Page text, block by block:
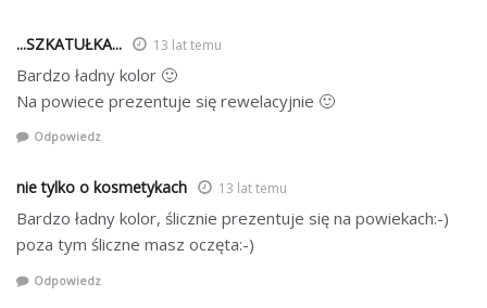
...SZKATUŁKA... 13 lat temu
Bardzo ładny kolor 🙂
Na powiece prezentuje się rewelacyjnie 🙂
Odpowiedz
nie tylko o kosmetykach 13 lat temu
Bardzo ładny kolor, ślicznie prezentuje się na powiekach:-)
poza tym śliczne masz oczęta:-)
Odpowiedz